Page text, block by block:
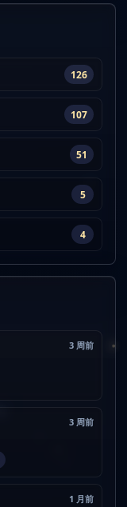
126
107
51
5
4
3 周前
3 周前
1 月前